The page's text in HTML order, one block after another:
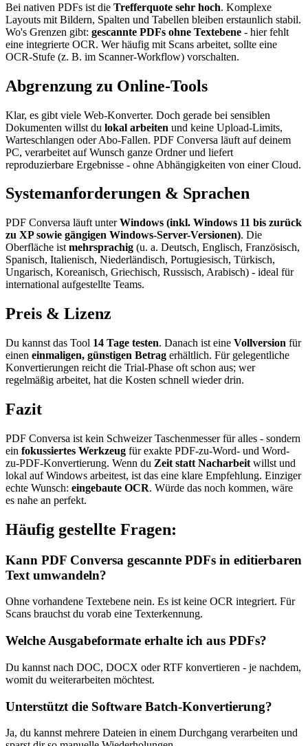
Bei nativen PDFs ist die Trefferquote sehr hoch. Komplexe
Layouts mit Bildern, Spalten und Tabellen bleiben erstaunlich stabil.
Wo's Grenzen gibt: gescannte PDFs ohne Textebene - hier fehlt
eine integrierte OCR. Wer häufig mit Scans arbeitet, sollte eine
OCR-Stufe (z. B. im Scanner-Workflow) vorschalten.
Abgrenzung zu Online-Tools
Klar, es gibt viele Web-Konverter. Doch gerade bei sensiblen
Dokumenten willst du lokal arbeiten und keine Upload-Limits,
Warteschlangen oder Abo-Fallen. PDF Conversa läuft auf deinem
PC, verarbeitet auf Wunsch ganze Ordner und liefert
reproduzierbare Ergebnisse - ohne Abhängigkeiten von einer Cloud.
Systemanforderungen & Sprachen
PDF Conversa läuft unterWindows (inkl. Windows 11 bis zurück
zu XP sowie gängigen Windows-Server-Versionen). Die
Oberfläche ist mehrsprachig (u. a. Deutsch, Englisch, Französisch,
Spanisch, Italienisch, Niederländisch, Portugiesisch, Türkisch,
Ungarisch, Koreanisch, Griechisch, Russisch, Arabisch) - ideal für
international aufgestellte Teams.
Preis & Lizenz
Du kannst das Tool 14 Tage testen. Danach ist eine Vollversion für
einen einmaligen, günstigen Betrag erhältlich. Für gelegentliche
Konvertierungen reicht die Trial-Phase oft schon aus; wer
regelmäßig arbeitet, hat die Kosten schnell wieder drin.
Fazit
PDF Conversa ist kein Schweizer Taschenmesser für alles - sondern
ein fokussiertes Werkzeug für exakte PDF-zu-Word- und Word-
zu-PDF-Konvertierung. Wenn du Zeit statt Nacharbeit willst und
lokal auf Windows arbeitest, ist das eine klare Empfehlung. Einziger
echte Wunsch: eingebaute OCR. Würde das noch kommen, wäre
es nahe an perfekt.
Häufig gestellte Fragen:
Kann PDF Conversa gescannte PDFs in editierbaren
Text umwandeln?
Ohne vorhandene Textebene nein. Es ist keine OCR integriert. Für
Scans brauchst du vorab eine Texterkennung.
Welche Ausgabeformate erhalte ich aus PDFs?
Du kannst nach DOC, DOCX oder RTF konvertieren - je nachdem,
womit du weiterarbeiten möchtest.
Unterstützt die Software Batch-Konvertierung?
Ja, du kannst mehrere Dateien in einem Durchgang verarbeiten und